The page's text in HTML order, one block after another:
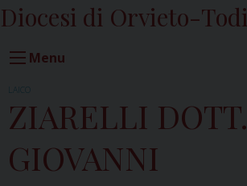
Diocesi di Orvieto-Todi
Menu
LAICO
ZIARELLI DOTT.
GIOVANNI